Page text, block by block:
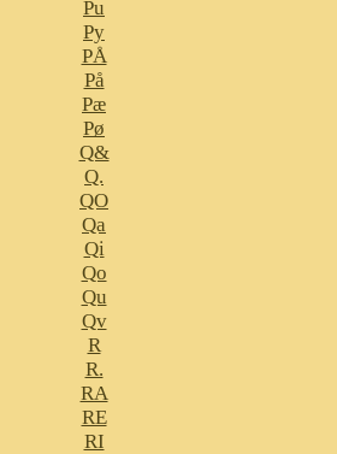
Pu
Py
PÅ
På
Pæ
Pø
Q&
Q.
QO
Qa
Qi
Qo
Qu
Qv
R
R.
RA
RE
RI